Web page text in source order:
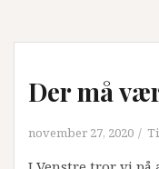
Der må
november 27, 2020